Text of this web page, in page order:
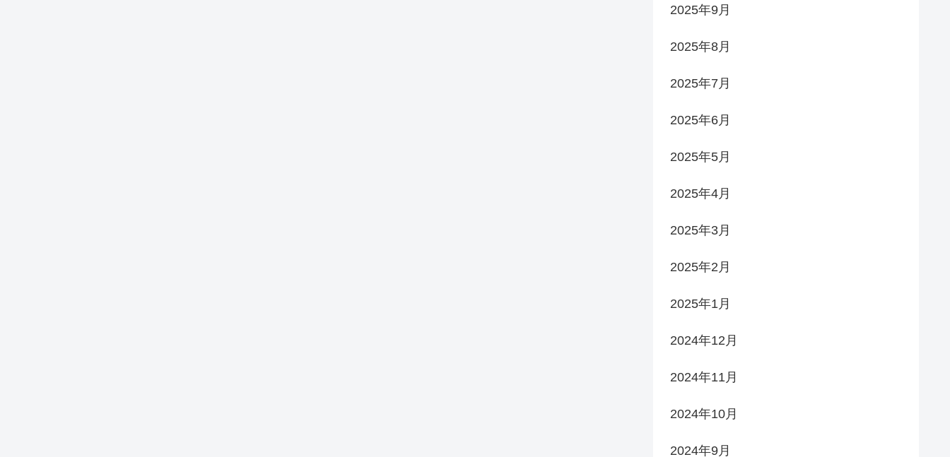
2025年9月
2025年8月
2025年7月
2025年6月
2025年5月
2025年4月
2025年3月
2025年2月
2025年1月
2024年12月
2024年11月
2024年10月
2024年9月